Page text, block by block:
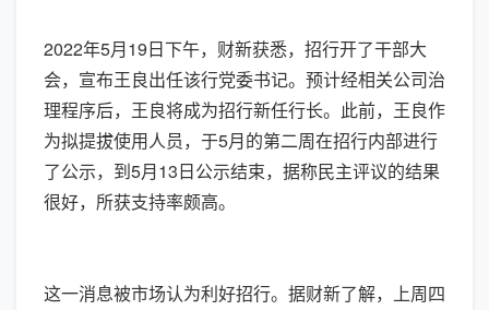
2022年5月19日下午，财新获悉，招行开了干部大
会，宣布王良出任该行党委书记。预计经相关公司治
理程序后，王良将成为招行新任行长。此前，王良作
为拟提拔使用人员，于5月的第二周在招行内部进行
了公示，到5月13日公示结束，据称民主评议的结果
很好，所获支持率颇高。
这一消息被市场认为利好招行。据财新了解，上周四